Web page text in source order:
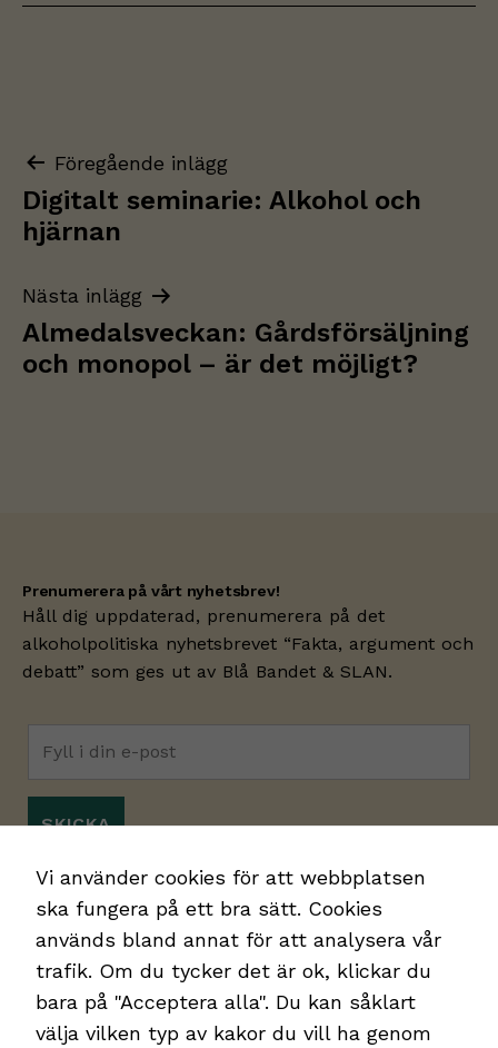
Inläggsnavigering
Föregående inlägg
Digitalt seminarie: Alkohol och
hjärnan
Nästa inlägg
Almedalsveckan: Gårdsförsäljning
och monopol – är det möjligt?
Prenumerera på vårt nyhetsbrev!
Håll dig uppdaterad, prenumerera på det
alkoholpolitiska nyhetsbrevet “Fakta, argument och
debatt” som ges ut av Blå Bandet & SLAN.
Jag godkänner integritetspolicyn.
Vi använder cookies för att webbplatsen
ska fungera på ett bra sätt. Cookies
används bland annat för att analysera vår
trafik. Om du tycker det är ok, klickar du
bara på "Acceptera alla". Du kan såklart
välja vilken typ av kakor du vill ha genom
Nödvändiga
Dessa kakor
taget ska
Statistik
Vi använder Google
Analytics för
webbplatsstatistik i
syfte att identifiera